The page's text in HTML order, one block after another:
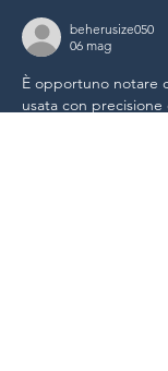
beherusize050
06 mag
È opportuno notare
usata con precisione